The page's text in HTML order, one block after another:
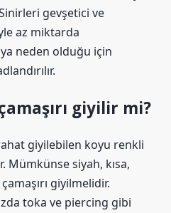
gevşetici ve
az miktarda
neden olduğu için
giyilir mi?
giyilebilen koyu renkli
Mümkünse siyah, kısa,
giyilmelidir.
toka ve piercing gibi